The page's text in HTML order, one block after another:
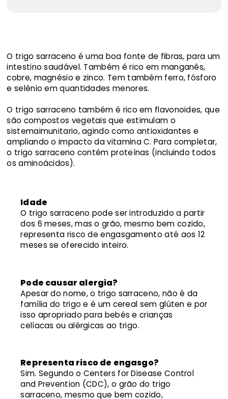
O trigo sarraceno é uma boa fonte de fibras, para um
intestino saudável. Também é rico em manganês,
cobre, magnésio e zinco. Tem também ferro, fósforo
e selênio em quantidades menores.
O trigo sarraceno também é rico em flavonoides, que
são compostos vegetais que estimulam o
sistemaimunitario, agindo como antioxidantes e
ampliando o impacto da vitamina C. Para completar,
o trigo sarraceno contém proteínas (incluindo todos
os aminoácidos).
Idade
O trigo sarraceno pode ser introduzido a partir
dos 6 meses, mas o grão, mesmo bem cozido,
representa risco de engasgamento até aos 12
meses se oferecido inteiro.
Pode causar alergia?
Apesar do nome, o trigo sarraceno, não é da
família do trigo e é um cereal sem glúten e por
isso apropriado para bebés e crianças
celíacas ou alérgicas ao trigo.
Representa risco de engasgo?
Sim. Segundo o Centers for Disease Control
and Prevention (CDC), o grão do trigo
sarraceno, mesmo que bem cozido,